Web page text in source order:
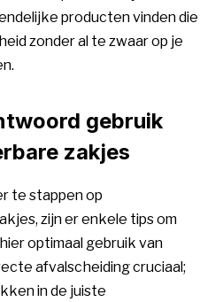
producten vinden die
zonder al te zwaar op je
gebruik
zakjes
te stappen op
zijn er enkele tips om
optimaal gebruik van
afvalscheiding cruciaal;
in de juiste